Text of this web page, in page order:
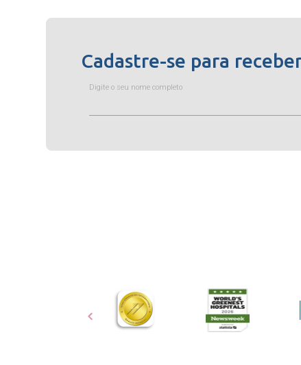
Cadastre-se para
Digite o seu nome completo